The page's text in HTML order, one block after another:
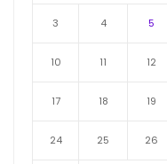
3 4 5
10 11 12
17 18 19
24 25 26